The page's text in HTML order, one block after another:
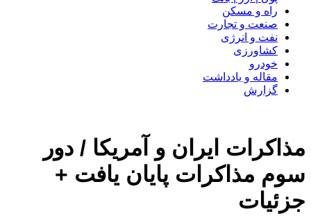
راه و مسکن
صنعت و تجارت
نفت و انرژی
کشاورزی
خودرو
مقاله و یادداشت
گزارش
مذاکرات ایران و آمریکا / دور
سوم مذاکرات پایان یافت +
جزئیات